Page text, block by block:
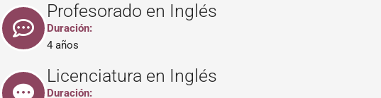
Profesorado en Inglés
Duración:
4 años
Licenciatura en Inglés
Duración: